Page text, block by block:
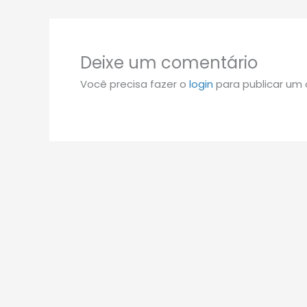
Deixe um comentário
Você precisa fazer o login para publicar um